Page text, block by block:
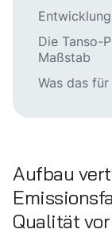
Die Tanso-
Maßstab
Was das
Aufbau
Qualität